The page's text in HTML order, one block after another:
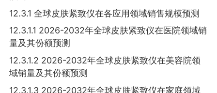
12.3.1 全球皮肤紧致仪在各应用领域销售规模预测
12.3.1.1 2026-2032年全球皮肤紧致仪在医院领域销
量及其份额预测
12.3.1.2 2026-2032年全球皮肤紧致仪在美容院领
域销量及其份额预测
12.3.1.3 2026-2032年全球皮肤紧致仪在家庭领域